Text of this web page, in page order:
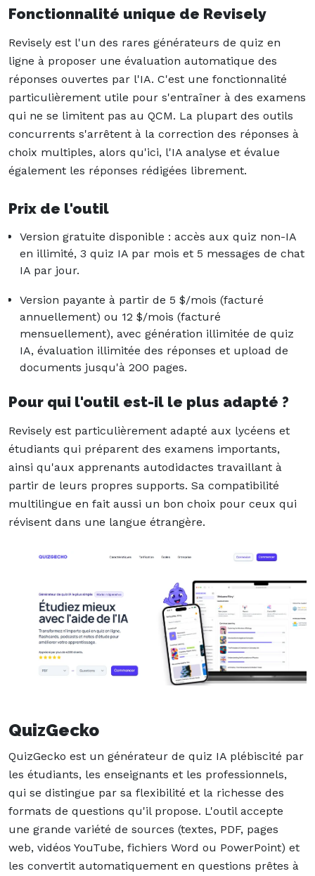
Fonctionnalité unique de Revisely
Revisely est l'un des rares générateurs de quiz en
ligne à proposer une évaluation automatique des
réponses ouvertes par l'IA. C'est une fonctionnalité
particulièrement utile pour s'entraîner à des examens
qui ne se limitent pas au QCM. La plupart des outils
concurrents s'arrêtent à la correction des réponses à
choix multiples, alors qu'ici, l'IA analyse et évalue
également les réponses rédigées librement.
Prix de l'outil
Version gratuite disponible : accès aux quiz non-IA
en illimité, 3 quiz IA par mois et 5 messages de chat
IA par jour.
Version payante à partir de 5 $/mois (facturé
annuellement) ou 12 $/mois (facturé
mensuellement), avec génération illimitée de quiz
IA, évaluation illimitée des réponses et upload de
documents jusqu'à 200 pages.
Pour qui l'outil est-il le plus adapté ?
Revisely est particulièrement adapté aux lycéens et
étudiants qui préparent des examens importants,
ainsi qu'aux apprenants autodidactes travaillant à
partir de leurs propres supports. Sa compatibilité
multilingue en fait aussi un bon choix pour ceux qui
révisent dans une langue étrangère.
QuizGecko
QuizGecko est un générateur de quiz IA plébiscité par
les étudiants, les enseignants et les professionnels,
qui se distingue par sa flexibilité et la richesse des
formats de questions qu'il propose. L'outil accepte
une grande variété de sources (textes, PDF, pages
web, vidéos YouTube, fichiers Word ou PowerPoint) et
les convertit automatiquement en questions prêtes à